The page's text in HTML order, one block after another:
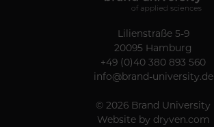
Lilienstraße 5-9
20095 Hamburg
+49 (0)40 380 893 560
info@brand-university.de
© 2026 Brand University
Website by dryven.com